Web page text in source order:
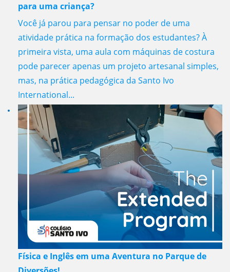
para uma criança?
Você já parou para pensar no poder de uma
atividade prática na formação dos estudantes? À
primeira vista, uma aula com máquinas de costura
pode parecer apenas um projeto artesanal simples,
mas, na prática pedagógica da Santo Ivo
International...
Física e Inglês em uma Aventura no Parque de